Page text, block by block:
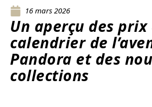
16 mars 2026
Un aperçu des prix
calendrier de
Pandora et des
collections